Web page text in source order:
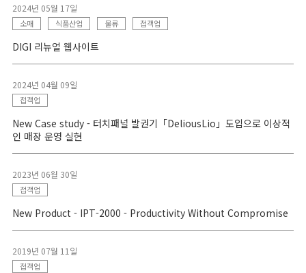
2024년 05월 17일
소매 식품산업 물류 접객업
DIGI 리뉴얼 웹사이트
2024년 04월 09일
접객업
New Case study - 터치패널 발권기「DeliousLio」도입으로 이상적
인 매장 운영 실현
2023년 06월 30일
접객업
New Product - IPT-2000 - Productivity Without Compromise
2019년 07월 11일
접객업